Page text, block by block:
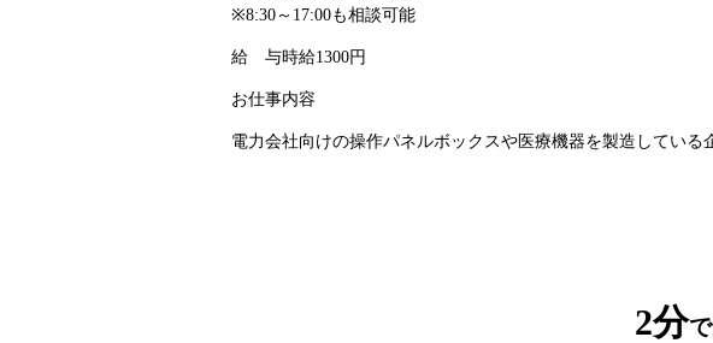
※8:30～17:00も相談可能
給 与時給1300円
お仕事内容
電力会社向けの操作パネルボックスや医療機器を製造してい
2分で